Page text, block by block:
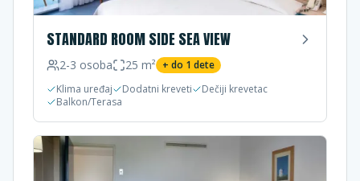
STANDARD ROOM SIDE SEA VIEW
2-3 osoba 25 m² + do 1 dete
Klima uređaj
Dodatni kreveti
Dečiji krevetac
Balkon/Terasa